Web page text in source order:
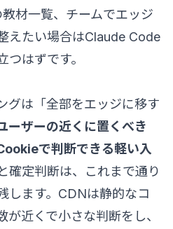
材一覧、チームでエッジ
えたい場合はClaude Code
つはずです。
グは「全部をエッジに移す
ーザーの近くに置くべき
で判断できる軽い入
確定判断は、これまで通り
します。CDNは静的なコ
が近くで小さな判断をし、